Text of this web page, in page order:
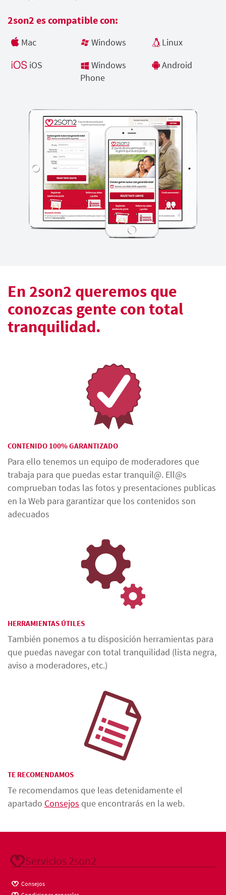
2son2 es compatible con:
Mac Windows
Linux
iOS
Windows
Phone
Android
En 2son2 queremos que
conozcas gente con total
tranquilidad.
CONTENIDO 100% GARANTIZADO
Para ello tenemos un equipo de moderadores que
trabaja para que puedas estar tranquil@. Ell@s
comprueban todas las fotos y presentaciones publicas
en la Web para garantizar que los contenidos son
adecuados
HERRAMIENTAS ÚTILES
También ponemos a tu disposición herramientas para
que puedas navegar con total tranquilidad (lista negra,
aviso a moderadores, etc.)
TE RECOMENDAMOS
Te recomendamos que leas detenidamente el
apartado Consejos que encontrarás en la web.
Servicios 2son2
Consejos